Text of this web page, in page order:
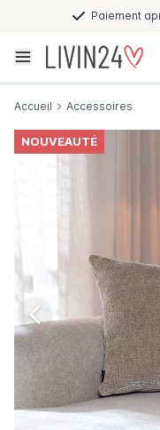
Paiement
Accueil Accessoires
NOUVEAUTÉ